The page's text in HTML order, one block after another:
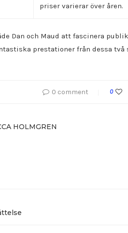
priser varierar över åren.
Dan och Maud att fascinera
prestationer från dessa
0 comment 0
HOLMGREN